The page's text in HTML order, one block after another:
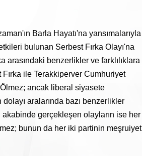
Barla Hayatı'na yansımalarıyla
bulunan Serbest Fırka Olayı'na
arasındaki benzerlikler ve farklılıklara
ile Terakkiperver Cumhuriyet
ancak liberal siyasete
dolayı aralarında bazı benzerlikler
gerçekleşen olayların ise her
bunun da her iki partinin meşruiyet